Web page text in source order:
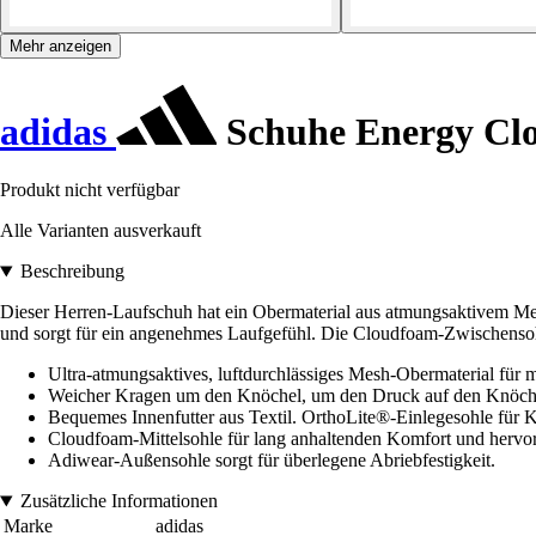
Mehr anzeigen
adidas Schuhe Energy
Produkt nicht verfügbar
Alle Varianten ausverkauft
Beschreibung
Dieser Herren-Laufschuh hat ein Obermaterial aus atmungsaktivem
und sorgt für ein angenehmes Laufgefühl. Die Cloudfoam-
Ultra-atmungsaktives, luftdurchlässiges Mesh-Obermaterial
Weicher Kragen um den Knöchel, um den Druck auf den
Bequemes Innenfutter aus Textil. OrthoLite®-Einlegesohle für
Cloudfoam-Mittelsohle für lang anhaltenden Komfort und
Adiwear-Außensohle sorgt für überlegene Abriebfestigkeit.
Zusätzliche Informationen
Marke
adidas